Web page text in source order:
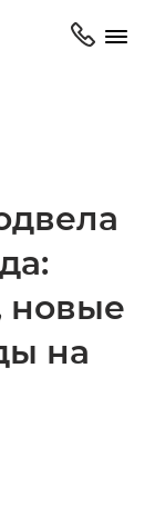
новые
на